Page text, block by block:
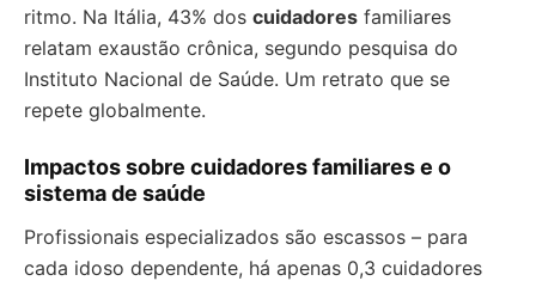
ritmo. Na Itália, 43% dos cuidadores familiares
relatam exaustão crônica, segundo pesquisa do
Instituto Nacional de Saúde. Um retrato que se
repete globalmente.
Impactos sobre cuidadores familiares e o
sistema de saúde
Profissionais especializados são escassos – para
cada idoso dependente, há apenas 0,3 cuidadores